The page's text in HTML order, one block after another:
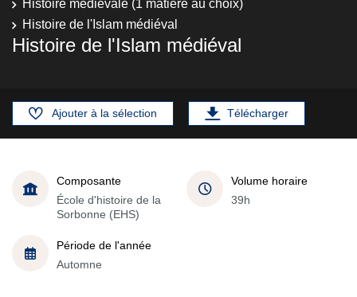
Histoire médiévale (1 matière au choix)
Histoire de l'Islam médiéval
Histoire de l'Islam médiéval
Ajouter à la sélection Télécharger
Composante
École d'histoire de la
Sorbonne (EHS)
Volume horaire
39h
Période de l'année
Automne